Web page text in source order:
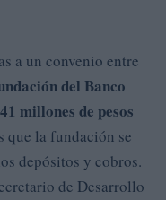
a un convenio entre
del Banco
41 millones de pesos
que la fundación se
depósitos y cobros.
de Desarrollo